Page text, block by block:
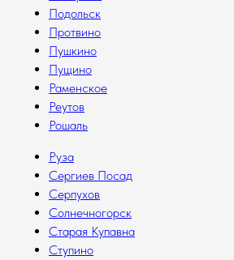
Подольск
Протвино
Пушкино
Пущино
Раменское
Реутов
Рошаль
Руза
Сергиев Посад
Серпухов
Солнечногорск
Старая Купавна
Ступино